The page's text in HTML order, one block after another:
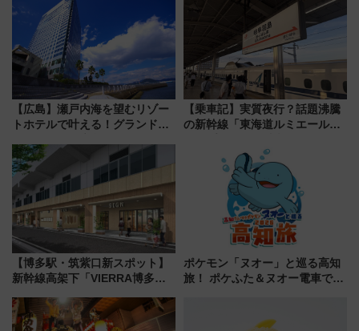
り方は？
【広島】瀬戸内海を望むリゾー
トホテルで叶える！グランドプ
ディング＆カジュアルパーティ
ープラン
【乗車記】実質夜行？話題沸騰
の新幹線「東海道ルミエールエ
東京22時発、京都・新大阪に6
時台着 見どころは岐阜羽島の
素晴らし過ぎる朝
【博多駅・筑紫口新スポット】
新幹線高架下「VIERRA博多テ
など注目の全6店舗 「博多活憩
通り」も一新
ポケモン「ヌオー」と巡る高知
旅！ ポケふた＆ヌオー電車で楽
（7月18日スタート）